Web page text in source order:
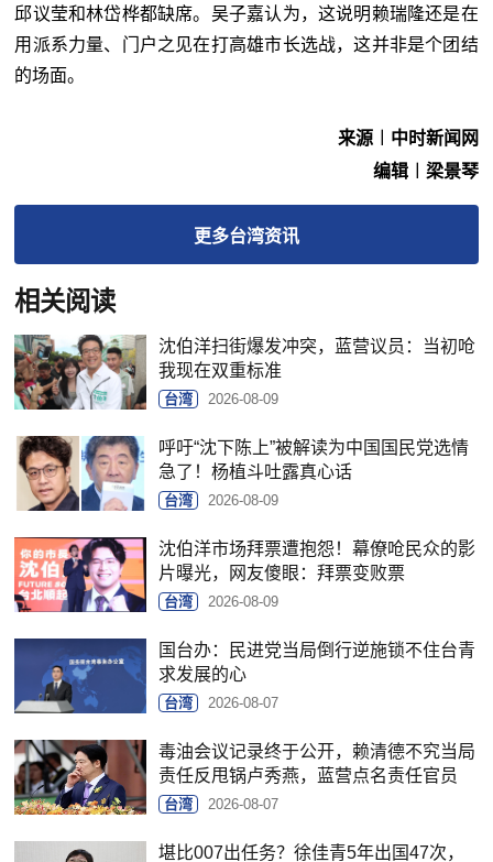
邱议莹和林岱桦都缺席。吴子嘉认为，这说明赖瑞隆还是在
用派系力量、门户之见在打高雄市长选战，这并非是个团结
的场面。
来源︱中时新闻网
编辑︱梁景琴
更多台湾资讯
相关阅读
沈伯洋扫街爆发冲突，蓝营议员：当初呛
我现在双重标准
台湾 2026-08-09
呼吁“沈下陈上”被解读为中国国民党选情
急了！杨植斗吐露真心话
台湾 2026-08-09
沈伯洋市场拜票遭抱怨！幕僚呛民众的影
片曝光，网友傻眼：拜票变败票
台湾 2026-08-09
国台办：民进党当局倒行逆施锁不住台青
求发展的心
台湾 2026-08-07
毒油会议记录终于公开，赖清德不究当局
责任反甩锅卢秀燕，蓝营点名责任官员
台湾 2026-08-07
堪比007出任务？徐佳青5年出国47次，